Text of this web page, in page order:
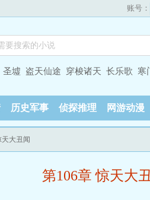
账号：
圣墟 盗天仙途 穿梭诸天 长乐歌 寒
历史军事 侦探推理 网游动漫
大丑闻
第106章 惊天大